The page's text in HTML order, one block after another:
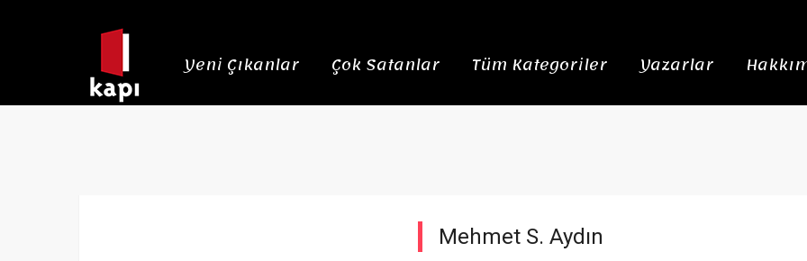
Yeni Çıkanlar Çok Satanlar Tüm Kategoriler Yazarlar
Mehmet S. Aydın